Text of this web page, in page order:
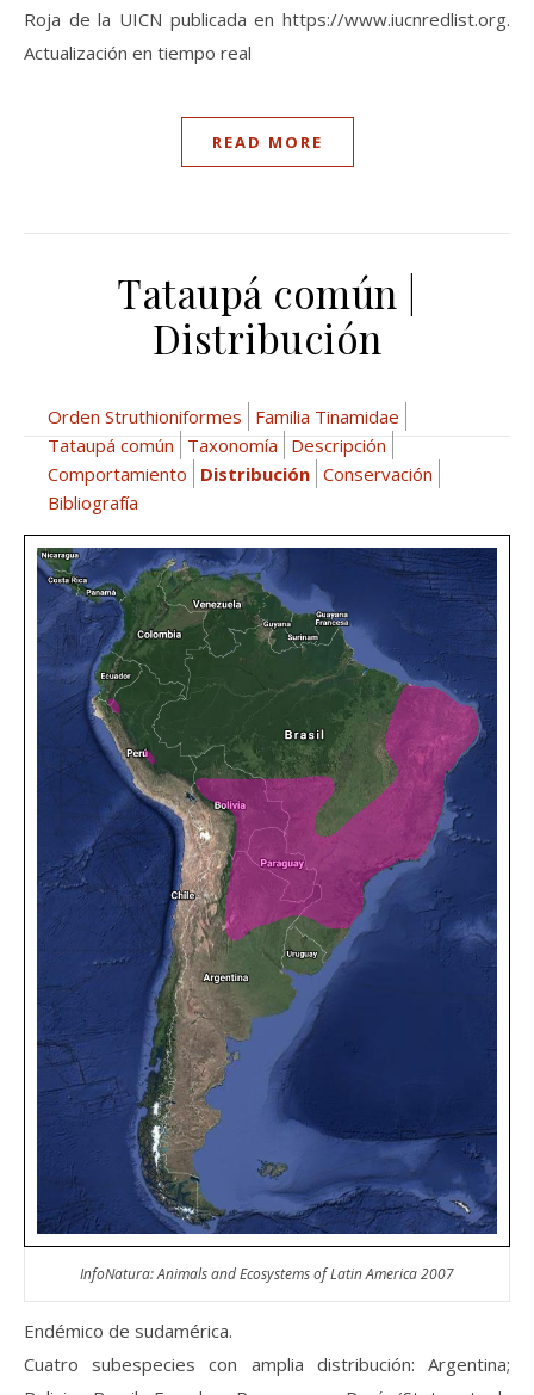
Roja de la UICN publicada en https://www.iucnredlist.org.
Actualización en tiempo real
READ MORE
Tataupá común |
Distribución
Orden Struthioniformes
Familia Tinamidae
Tataupá común
Taxonomía
Descripción
Comportamiento
Distribución Conservación
Bibliografía
InfoNatura: Animals and Ecosystems of Latin America 2007
Endémico de sudamérica.
Cuatro subespecies con amplia distribución: Argentina;